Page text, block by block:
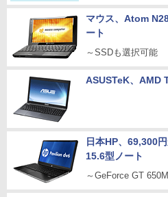
マウス、Atom
ート
～SSDも選択可能
ASUSTeK、AMD
日本HP、69,300
15.6型ノート
～GeForce GT